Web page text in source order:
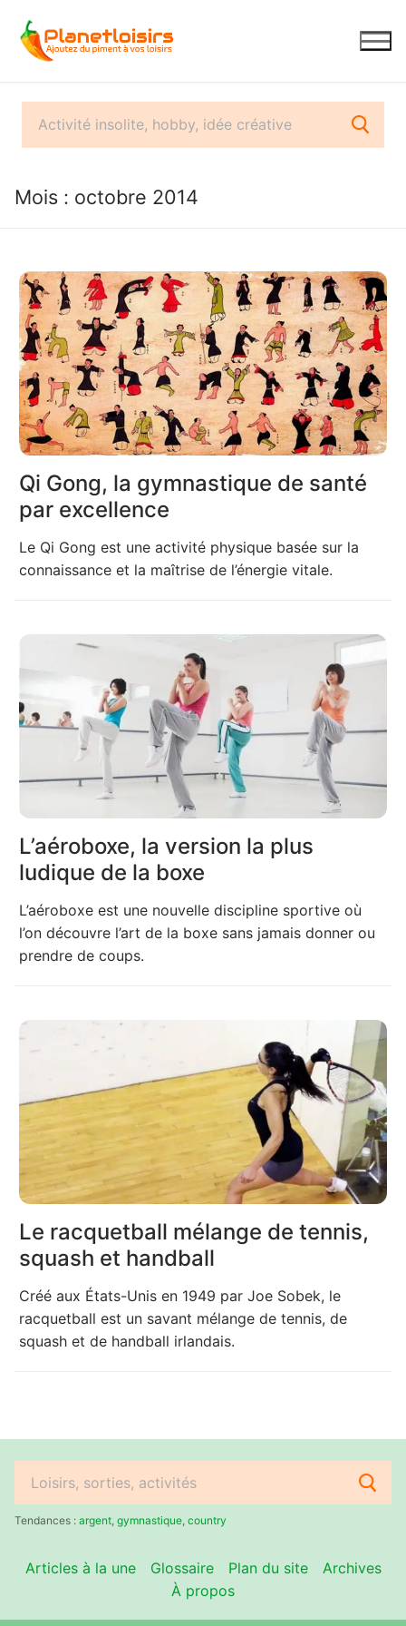
contenu
Mois : octobre 2014
Qi Gong, la gymnastique de santé
par excellence
Le Qi Gong est une activité physique basée sur la
connaissance et la maîtrise de l’énergie vitale.
L’aéroboxe, la version la plus
ludique de la boxe
L’aéroboxe est une nouvelle discipline sportive où
l’on découvre l’art de la boxe sans jamais donner ou
prendre de coups.
Le racquetball mélange de tennis,
squash et handball
Créé aux États-Unis en 1949 par Joe Sobek, le
racquetball est un savant mélange de tennis, de
squash et de handball irlandais.
Rechercher
:Tendances : argent gymnastique country
Articles à la une Glossaire Plan du site
Archives
À propos